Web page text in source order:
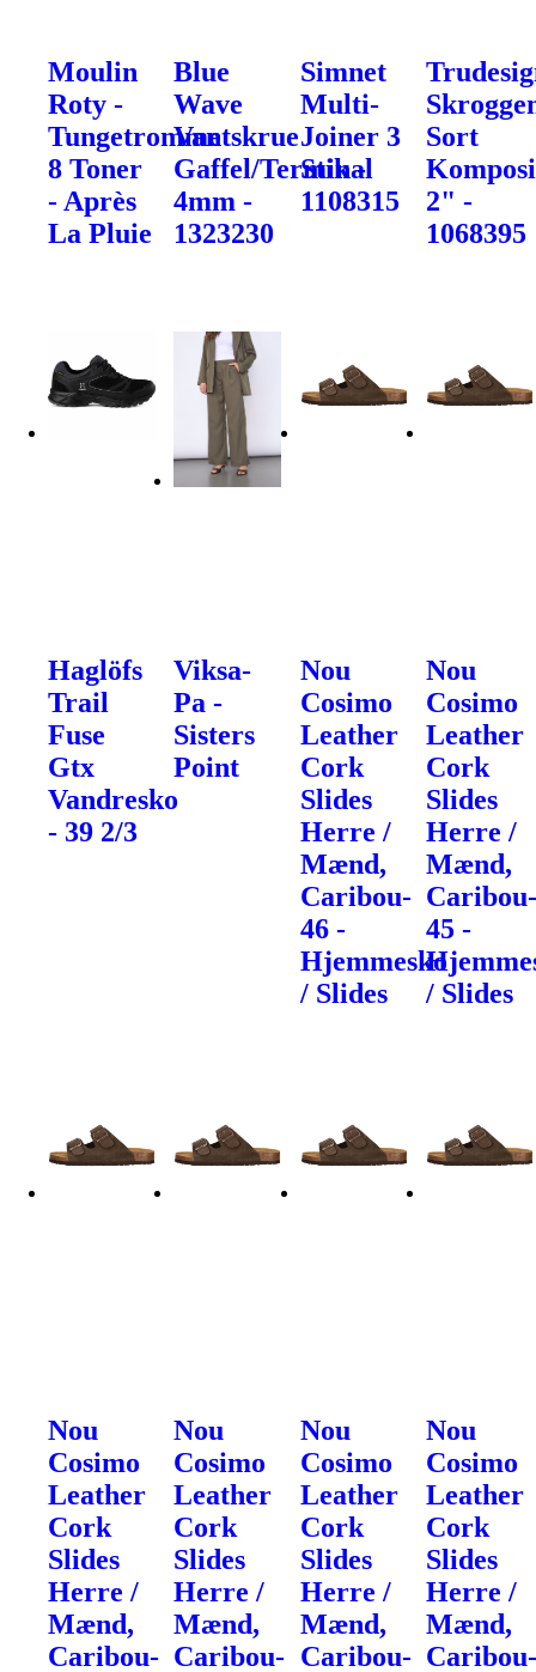
Moulin
Roty -
Tungetromme
8 Toner
- Après
La Pluie
Blue
Wave
Vantskrue
Gaffel/Terminal
4mm -
1323230
Simnet
Multi-
Joiner 3
Stik -
1108315
Sort
2" -
1068395
Haglöfs
Trail
Fuse
Gtx
Vandresko
- 39 2/3
Viksa-
Pa -
Sisters
Point
Nou
Cosimo
Leather
Cork
Slides
Herre /
Mænd,
Caribou-
46 -
Hjemmesko
/ Slides
Nou
Cosimo
Leather
Cork
Slides
Herre /
Mænd,
45 -
/ Slides
Nou
Cosimo
Leather
Cork
Slides
Herre /
Mænd,
Caribou-
Nou
Cosimo
Leather
Cork
Slides
Herre /
Mænd,
Caribou-
Nou
Cosimo
Leather
Cork
Slides
Herre /
Mænd,
Caribou-
Nou
Cosimo
Leather
Cork
Slides
Herre /
Mænd,